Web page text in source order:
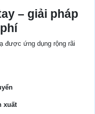
– giải pháp
được ứng dụng rộng rãi
xuất